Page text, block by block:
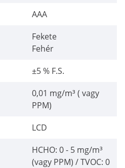
AAA
Fekete
Fehér
±5 % F.S.
0,01 mg/m³ ( vagy
PPM)
LCD
HCHO: 0 - 5 mg/m³
(vagy PPM) / TVOC: 0